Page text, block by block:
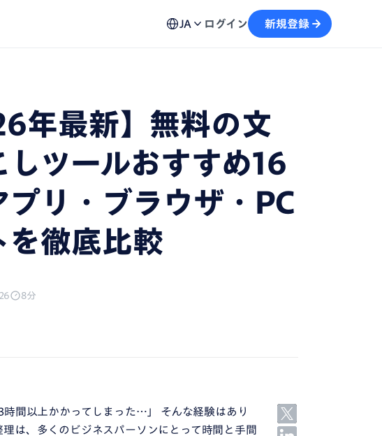
会議の予約から文字起こしの流れがスムーズに
会話が自動記録し、議事録の作成をサポート
修
利用方法、不具合の解決策など各種お問い合わせ窓口を
JA ログイン 新規登録
年最新】無料の文
しツールおすすめ16
プリ・ブラウザ・PC
を徹底比較
8分
時間以上かかってしまった…」 そんな経験はあり
は、多くのビジネスパーソンにとって時間と手間